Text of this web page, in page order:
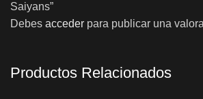
Saiyans”
Debes acceder para publicar una
Productos Relacionados